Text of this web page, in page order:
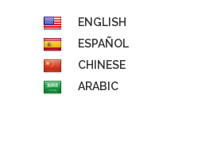
ENGLISH
ESPAÑOL
CHINESE
ARABIC